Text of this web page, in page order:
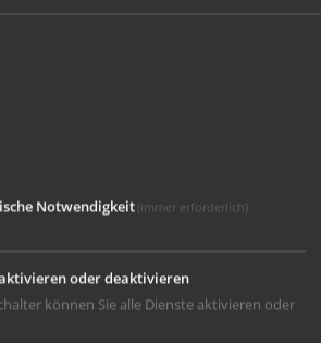
Notwendigkeit(immer erforderlich)
oder deaktivieren
können Sie alle Dienste aktivieren oder